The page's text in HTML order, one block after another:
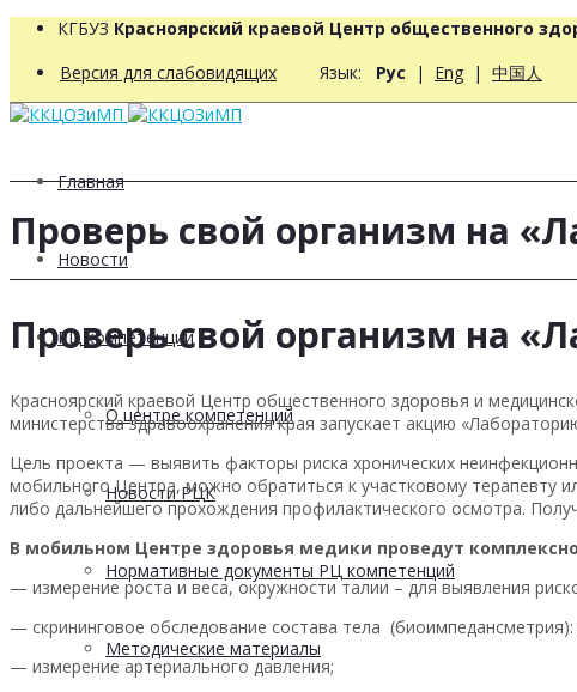
КГБУЗ Красноярский краевой Центр общественного
Версия для слабовидящих Язык: Рус | Eng | 中国人
Главная
Новости
РЦ компетенций
О центре компетенций
Новости РЦК
Нормативные документы РЦ компетенций
Методические материалы
Проверь свой организм на
Проверь свой организм на
Красноярский краевой Центр общественного здоровья и
министерства здравоохранения края запускает акцию
Цель проекта — выявить факторы риска хронических
мобильного Центра, можно обратиться к участковому терапевту
либо дальнейшего прохождения профилактического осмотра.
В мобильном Центре здоровья медики проведут
— измерение роста и веса, окружности талии – для выявления
— скрининговое обследование состава тела
— измерение артериального давления;